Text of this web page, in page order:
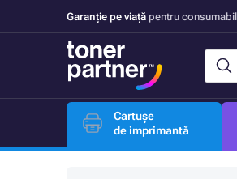
Garanție pe viață pentru
Cartușe
de imprimantă